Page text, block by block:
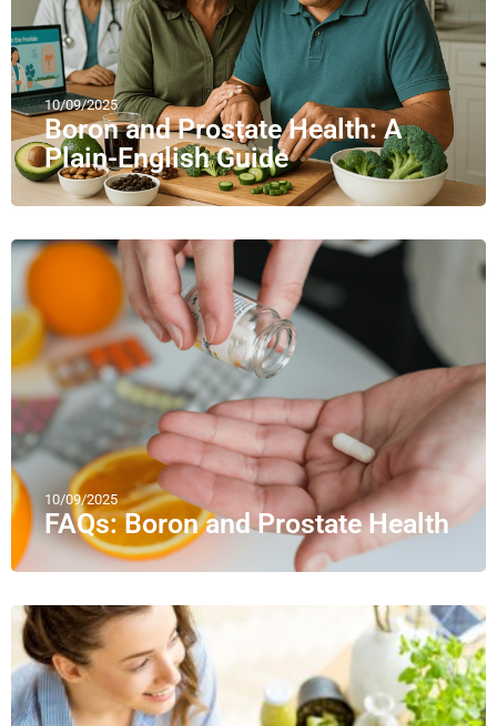
10/09/2025
Boron and Prostate Health: A
Plain-English Guide
10/09/2025
FAQs: Boron and Prostate Health